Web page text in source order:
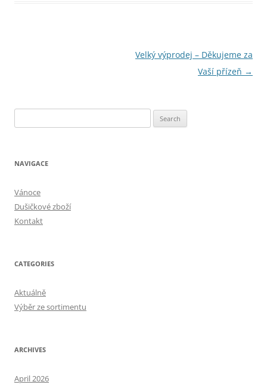
Velký výprodej – Děkujeme za
Vaší přízeň →
for:
NAVIGACE
Vánoce
Dušičkové zboží
Kontakt
CATEGORIES
Aktuálně
Výběr ze sortimentu
ARCHIVES
April 2026